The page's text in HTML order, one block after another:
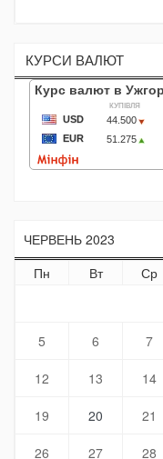
КУРСИ ВАЛЮТ
ЧЕРВЕНЬ 2023
Пн
Вт Ср
5 6 7
12 13 14
19 20 21
26 27 28